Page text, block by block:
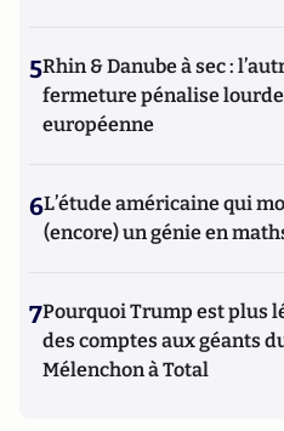
5Rhin & Danube à sec :
fermeture pénalise
européenne
6L’étude américaine qui
(encore) un génie en
7Pourquoi Trump est plus
des comptes aux géants
Mélenchon à Total